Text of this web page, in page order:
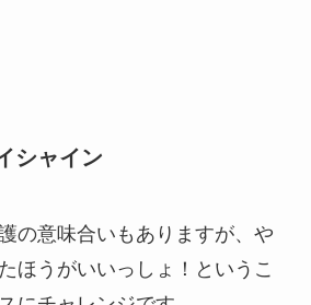
シャイン
の意味合いもありますが、や
ほうがいいっしょ！というこ